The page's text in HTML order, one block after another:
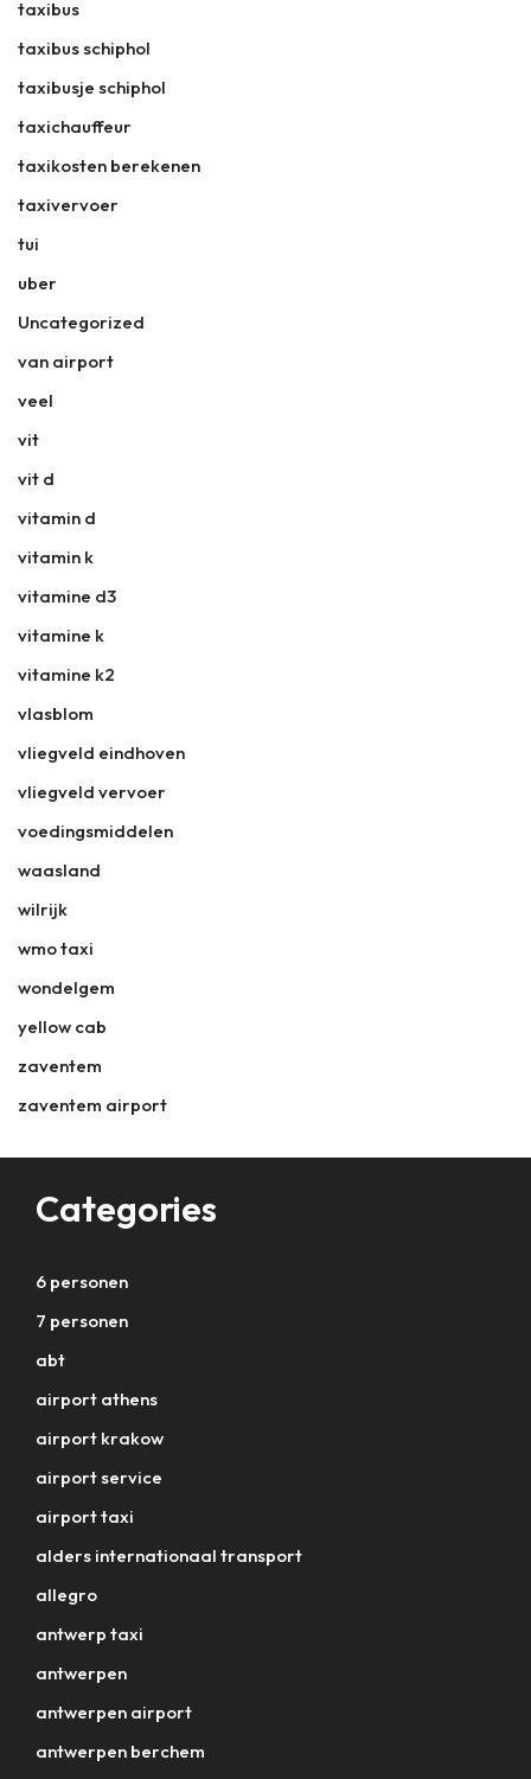
taxibus
taxibus schiphol
taxibusje schiphol
taxichauffeur
taxikosten berekenen
taxivervoer
tui
uber
Uncategorized
van airport
veel
vit
vit d
vitamin d
vitamin k
vitamine d3
vitamine k
vitamine k2
vlasblom
vliegveld eindhoven
vliegveld vervoer
voedingsmiddelen
waasland
wilrijk
wmo taxi
wondelgem
yellow cab
zaventem
zaventem airport
Categories
6 personen
7 personen
abt
airport athens
airport krakow
airport service
airport taxi
alders internationaal transport
allegro
antwerp taxi
antwerpen
antwerpen airport
antwerpen berchem